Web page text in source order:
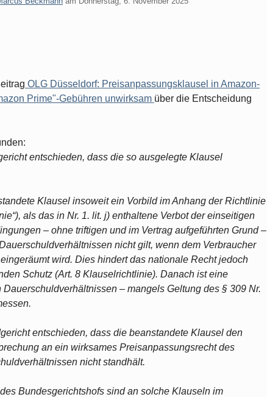
OLG Düsseldorf: Preisanpassungsklausel in Amazon-
Prime"-Gebühren unwirksam über die Entscheidung
entschieden, dass die so ausgelegte Klausel
Klausel insoweit ein Vorbild im Anhang der Richtlinie
als das in Nr. 1. lit. j) enthaltene Verbot der einseitigen
– ohne triftigen und im Vertrag aufgeführten Grund –
nicht gilt, wenn dem Verbraucher
wird. Dies hindert das nationale Recht jedoch
Schutz (Art. 8 Klauselrichtlinie). Danach ist eine
– mangels Geltung des § 309 Nr.
entschieden, dass die beanstandete Klausel den
an ein wirksames Preisanpassungsrecht des
nicht standhält.
Bundesgerichtshofs sind an solche Klauseln im